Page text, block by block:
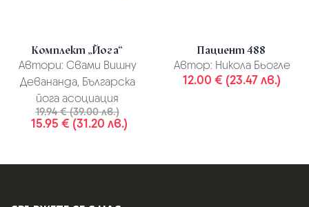
Комплект „Йога“
Автори: Свами Вишну
Девананда, Българска
йога асоциация
19.94 € (39.00 лв.)
15.95 € (31.20 лв.)
Пациент 488
Автор: Никола Бьогле
12.00 € (23.47 лв.)